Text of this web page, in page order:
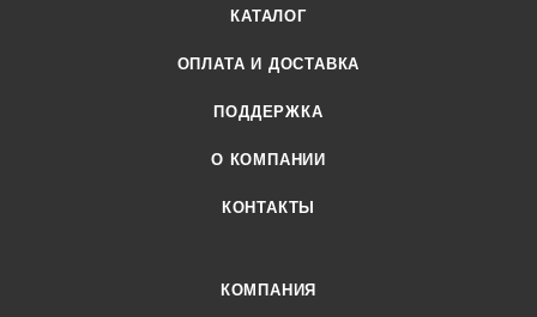
КАТАЛОГ
ОПЛАТА И ДОСТАВКА
ПОДДЕРЖКА
О КОМПАНИИ
КОНТАКТЫ
КОМПАНИЯ